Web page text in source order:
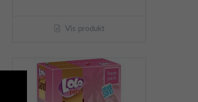
Vis produkt